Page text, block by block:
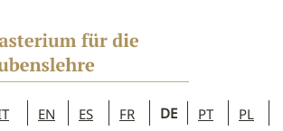
EN ES FR DE PT PL